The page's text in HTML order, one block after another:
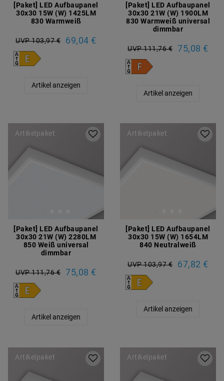
[Paket] LED Aufbaupanel
30x30 15W (W) 1425LM
830 Warmweiß
UVP 103,97 € 69,04 €
Artikel anzeigen
[Paket] LED Aufbaupanel
30x30 21W (W) 1900LM
830 Warmweiß universal
dimmbar
UVP 111,76 € 75,08 €
Artikel anzeigen
Artikelpaket
[Paket] LED Aufbaupanel
30x30 21W (W) 2280LM
850 Weiß universal
dimmbar
UVP 111,76 € 75,08 €
Artikel anzeigen
Artikelpaket
[Paket] LED Aufbaupanel
30x30 15W (W) 1654LM
840 Neutralweiß
UVP 103,97 € 67,82 €
Artikel anzeigen
Artikelpaket Artikelpaket